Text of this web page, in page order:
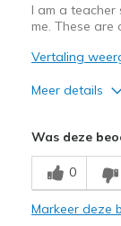
I am a
me. These
Vertaling
Meer details
Durable
Stylish
Was deze
0
Markeer deze